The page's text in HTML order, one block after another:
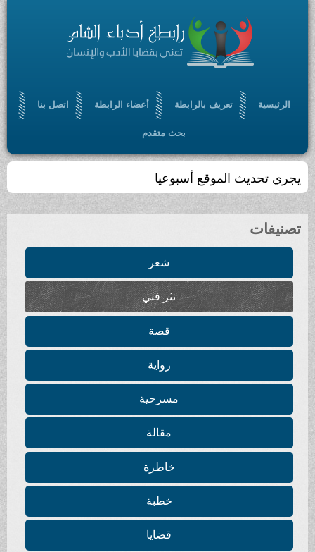
الرئيسية تعريف بالرابطة أعضاء الرابطة اتصل بنا
بحث متقدم
يجري تحديث الموقع أسبوعيا
تصنيفات
شعر
نثر فني
قصة
رواية
مسرحية
مقالة
خاطرة
خطبة
قضايا